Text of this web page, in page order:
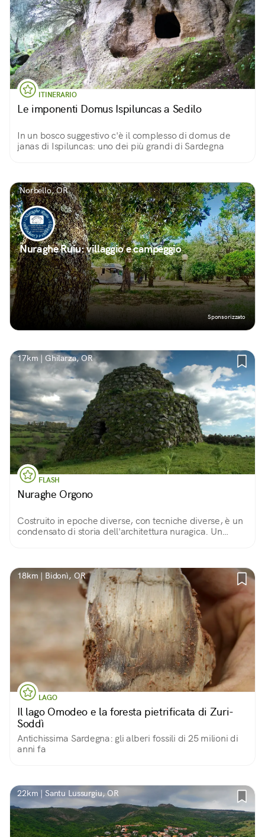
ITINERARIO
Le imponenti Domus Ispiluncas a Sedilo
In un bosco suggestivo c'è il complesso di domus de
janas di Ispiluncas: uno dei più grandi di Sardegna
Norbello, OR
Nuraghe Ruiu: villaggio e campeggio
Sponsorizzato
17km | Ghilarza, OR
FLASH
Nuraghe Orgono
Costruito in epoche diverse, con tecniche diverse, è un
condensato di storia dell'architettura nuragica. Un
18km | Bidonì, OR
LAGO
Il lago Omodeo e la foresta pietrificata di Zuri-
Soddì
Antichissima Sardegna: gli alberi fossili di 25 milioni di
anni fa
22km | Santu Lussurgiu, OR